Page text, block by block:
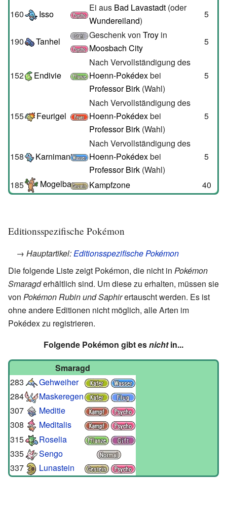
160 Isso
Ei aus Bad Lavastadt (oder
Wundereiland)
5
190 Tanhel
Geschenk von Troy in
Moosbach City
5
152 Endivie
Nach Vervollständigung des
Hoenn-Pokédexbei
Professor Birk (Wahl)
5
155 Feurigel
Nach Vervollständigung des
Hoenn-Pokédexbei
Professor Birk (Wahl)
5
158 Karnimani
Nach Vervollständigung des
Hoenn-Pokédexbei
Professor Birk (Wahl)
5
185 Mogelbaum Kampfzone 40
Editionsspezifische Pokémon
→ Hauptartikel:Editionsspezifische Pokémon
Die folgende Liste zeigt Pokémon, die nicht in Pokémon
Smaragderhältlich sind. Um diese zu erhalten, müssen sie
von Pokémon Rubin und Saphirertauscht werden. Es ist
ohne andere Editionen nicht möglich, alle Arten im
Pokédex zu registrieren.
Folgende Pokémon gibt esnichtin...
Smaragd
283
Gehweiher
284
Maskeregen
307
Meditie
308
Meditalis
315
Roselia
335
Sengo
337
Lunastein